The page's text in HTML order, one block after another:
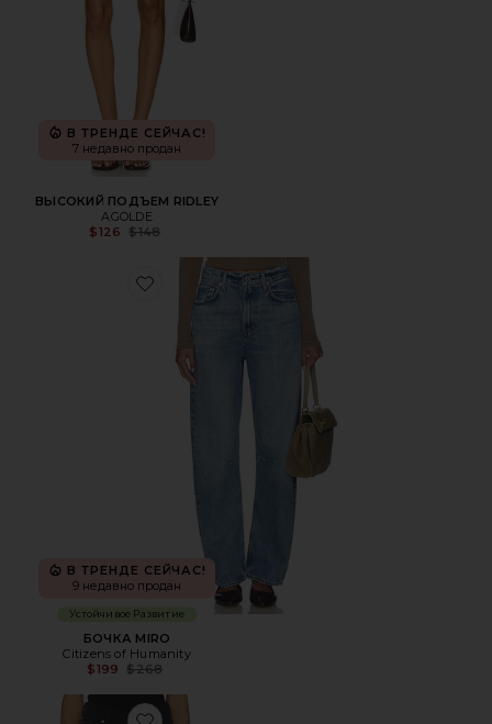
В ТРЕНДЕ СЕЙЧАС!
7 недавно продан
ВЫСОКИЙ ПОДЪЕМ RIDLEY
AGOLDE
$126
Previous price:
$148
Favorite БОЧКА MIRO
В ТРЕНДЕ СЕЙЧАС!
9 недавно продан
Устойчивое Развитие
БОЧКА MIRO
Citizens of Humanity
$199
Previous price:
$268